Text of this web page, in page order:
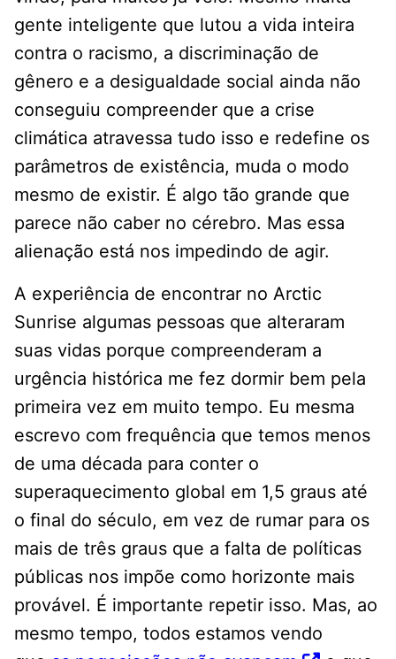
gente inteligente que lutou a vida inteira
contra o racismo, a discriminação de
gênero e a desigualdade social ainda não
conseguiu compreender que a crise
climática atravessa tudo isso e redefine os
parâmetros de existência, muda o modo
mesmo de existir. É algo tão grande que
parece não caber no cérebro. Mas essa
alienação está nos impedindo de agir.
A experiência de encontrar no Arctic
Sunrise algumas pessoas que alteraram
suas vidas porque compreenderam a
urgência histórica me fez dormir bem pela
primeira vez em muito tempo. Eu mesma
escrevo com frequência que temos menos
de uma década para conter o
superaquecimento global em 1,5 graus até
o final do século, em vez de rumar para os
mais de três graus que a falta de políticas
públicas nos impõe como horizonte mais
provável. É importante repetir isso. Mas, ao
mesmo tempo, todos estamos vendo